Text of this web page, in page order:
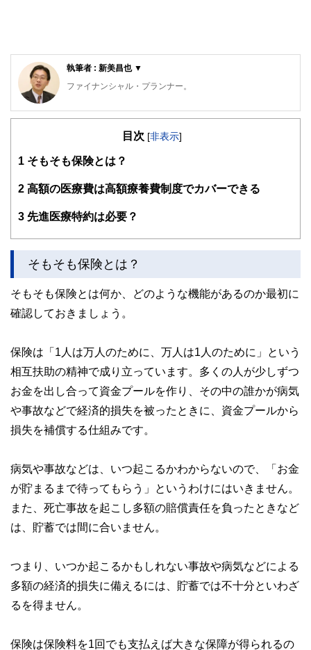
執筆者 : 新美昌也 ▼
ファイナンシャル・プランナー。
ライフプラン・キャッシュフロー分析に基づいた家計相談を
が多い。教育資金、住宅購入、年金、資産運用、保険、離婚
ている。教育資金をテーマにした講演は延べ800校以上の高
また、保険や介護のお金に詳しいファイナンシャル・プラン
ナーとしてテレビや新聞、雑誌の取材にも多数協力してい
る。共著に「これで安心！入院・介護のお金」（技術評論
社）がある。
目次 [非表示]
1 そもそも保険とは？
2 高額の医療費は高額療養費制度でカバーできる
3 先進医療特約は必要？
そもそも保険とは？
そもそも保険とは何か、どのような機能があるのか最初に
確認しておきましょう。
保険は「1人は万人のために、万人は1人のために」という
相互扶助の精神で成り立っています。多くの人が少しずつ
お金を出し合って資金プールを作り、その中の誰かが病気
や事故などで経済的損失を被ったときに、資金プールから
損失を補償する仕組みです。
病気や事故などは、いつ起こるかわからないので、「お金
が貯まるまで待ってもらう」というわけにはいきません。
また、死亡事故を起こし多額の賠償責任を負ったときなど
は、貯蓄では間に合いません。
つまり、いつか起こるかもしれない事故や病気などによる
多額の経済的損失に備えるには、貯蓄では不十分といわざ
るを得ません。
保険は保険料を1回でも支払えば大きな保障が得られるの